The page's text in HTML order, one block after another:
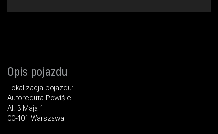
Opis pojazdu
Lokalizacja pojazdu:
Autoreduta Powiśle
Al. 3 Maja 1
00-401 Warszawa